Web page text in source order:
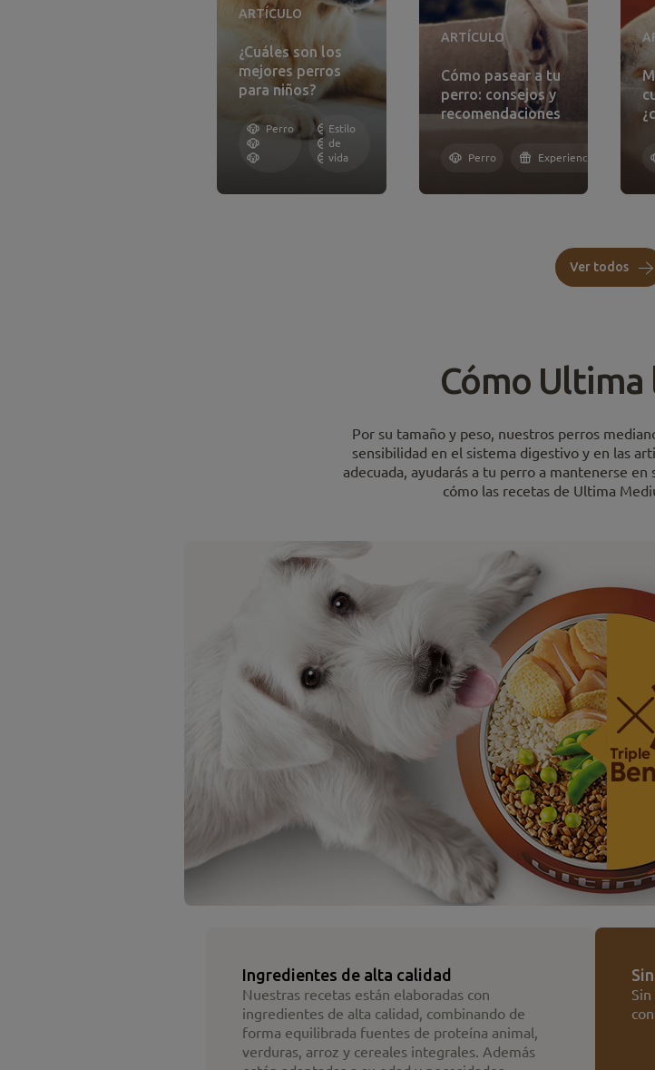
ARTÍCULO
¿Cuáles son los
mejores perros
para niños?
Perro
Estilo
de
vida
ARTÍCULO
Cómo pasear a tu
perro: consejos y
recomendaciones
Perro Experiencias
Ver todos
Cómo Ultima
Por su tamaño y peso, nuestros perros
sensibilidad en el sistema digestivo y en las
adecuada, ayudarás a tu perro a mantenerse
cómo las recetas de Ultima
Ingredientes de alta calidad
Nuestras recetas están elaboradas con
ingredientes de alta calidad, combinando de
forma equilibrada fuentes de proteína animal,
verduras, arroz y cereales integrales. Además